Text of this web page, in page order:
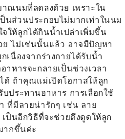
ณนมที่ลดลงด้วย เพราะใน
นส่วนประกอบไม่มากเท่าในนม
ให้ลูกได้กินน้ำเปล่าเพิ่มขึ้น
ไม่เช่นนั้นแล้ว อาจมีปัญหา
เนื่องจากร่างกายได้รับน้ำ
าหารจะกลายเป็นช่วงเวลา
ด้ ถ้าคุณแม่เปิดโอกาสให้ลูก
ประทานอาหาร การเลือกใช้
ที่มีลายน่ารักๆ เช่น ลาย
ป็นอีกวิธีที่จะช่วยดึงดูดให้ลูก
ากขึ้นค่ะ